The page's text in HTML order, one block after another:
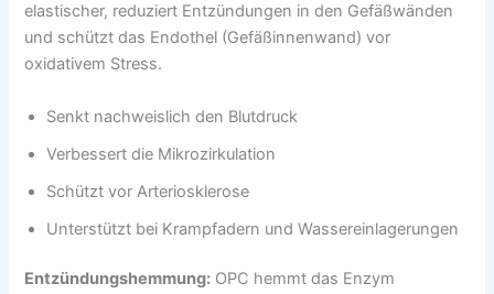
elastischer, reduziert Entzündungen in den Gefäßwänden
und schützt das Endothel (Gefäßinnenwand) vor
oxidativem Stress.
Senkt nachweislich den Blutdruck
Verbessert die Mikrozirkulation
Schützt vor Arteriosklerose
Unterstützt bei Krampfadern und Wassereinlagerungen
Entzündungshemmung: OPC hemmt das Enzym